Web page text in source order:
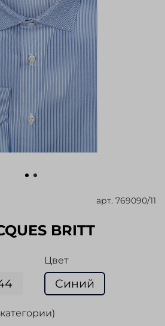
арт. 769090/11
BRITT
Цвет
Синий